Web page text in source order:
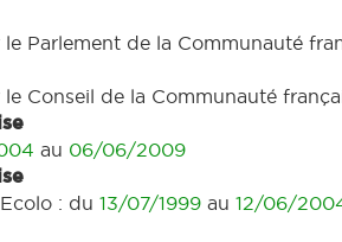
Parlement de la Communauté
Conseil de la Communauté
au 06/06/2009
: du 13/07/1999 au 12/06/